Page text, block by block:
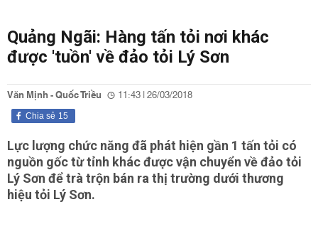
Quảng Ngãi: Hàng tấn tỏi nơi khác
được 'tuồn' về đảo tỏi Lý Sơn
Văn Mịnh - Quốc Triều 11:43 | 26/03/2018
15
Chia sẻ
Lực lượng chức năng đã phát hiện gần 1 tấn tỏi có
nguồn gốc từ tỉnh khác được vận chuyển về đảo tỏi
Lý Sơn để trà trộn bán ra thị trường dưới thương
hiệu tỏi Lý Sơn.